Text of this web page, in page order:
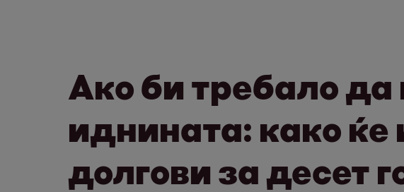
Ако би требало да
иднината: како ќе
долгови за десет